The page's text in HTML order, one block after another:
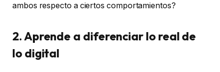
ambos respecto a ciertos comportamientos?
2. Aprende a diferenciar lo real de
lo digital